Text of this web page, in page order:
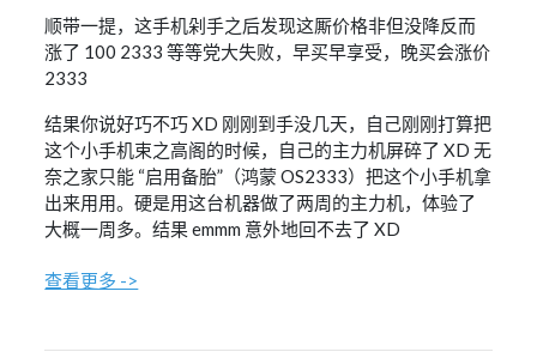
顺带一提，这手机剁手之后发现这厮价格非但没降反而
涨了 100 2333 等等党大失败，早买早享受，晚买会涨价
2333
结果你说好巧不巧 XD 刚刚到手没几天，自己刚刚打算把
这个小手机束之高阁的时候，自己的主力机屏碎了 XD 无
奈之家只能 “启用备胎”（鸿蒙 OS2333）把这个小手机拿
出来用用。硬是用这台机器做了两周的主力机，体验了
大概一周多。结果 emmm 意外地回不去了 XD
查看更多 ->